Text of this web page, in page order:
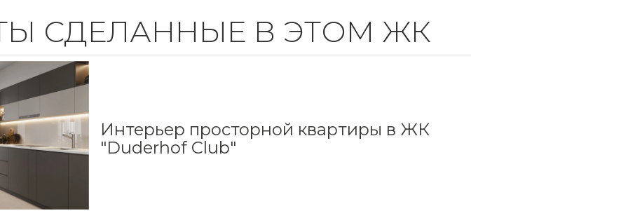
СДЕЛАННЫЕ В ЭТОМ ЖК
Интерьер просторной квартиры в ЖК
"Duderhof Club"